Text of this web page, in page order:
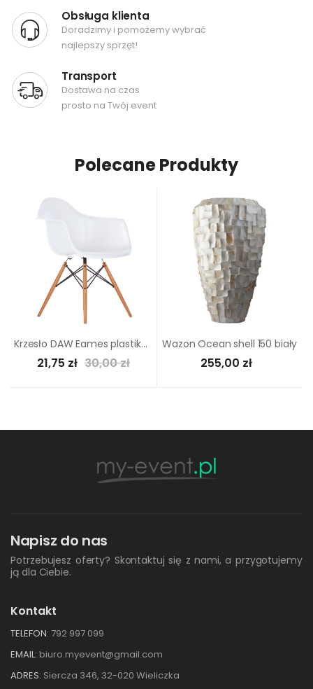
Obsługa klienta
Doradzimy i pomożemy wybrać
najlepszy sprzęt!
Transport
Dostawa na czas
prosto na Twój event
Polecane Produkty
Krzesło DAW Eames plastikowe z podłokietnikami klon z białym siedziskiem
21,75 zł 30,00 zł
Wazon Ocean shell 150 biały
255,00 zł
Napisz do nas
Potrzebujesz oferty? Skontaktuj się z nami, a przygotujemy
ją dla Ciebie.
Kontakt
TELEFON: 792 997 099
EMAIL: biuro.myevent@gmail.com
ADRES: Siercza 346, 32-020 Wieliczka